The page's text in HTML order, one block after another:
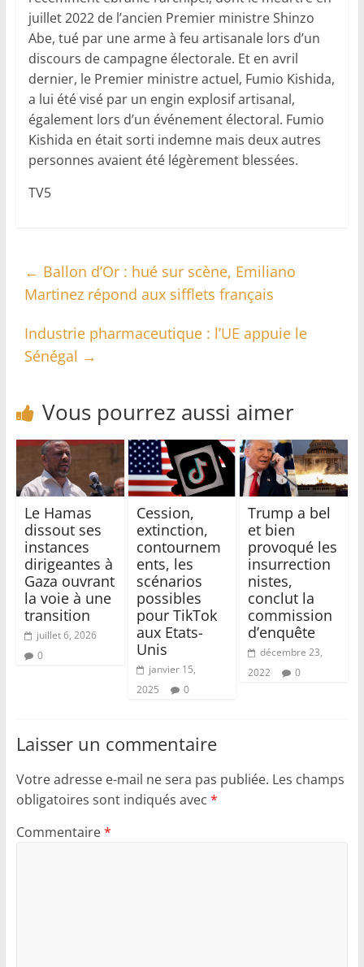
juillet 2022 de l’ancien Premier ministre Shinzo
Abe, tué par une arme à feu artisanale lors d’un
discours de campagne électorale. Et en avril
dernier, le Premier ministre actuel, Fumio Kishida,
a lui été visé par un engin explosif artisanal,
également lors d’un événement électoral. Fumio
Kishida en était sorti indemne mais deux autres
personnes avaient été légèrement blessées.
TV5
← Ballon d’Or : hué sur scène, Emiliano
Martinez répond aux sifflets français
Industrie pharmaceutique : l’UE appuie le
Sénégal →
Vous pourrez aussi aimer
Le Hamas
dissout ses
instances
dirigeantes à
Gaza ouvrant
la voie à une
transition
juillet 6, 2026
0
Cession,
extinction,
contournem
ents, les
scénarios
possibles
pour TikTok
aux Etats-
Unis
janvier 15,
2025
0
Trump a bel
et bien
provoqué les
insurrection
nistes,
conclut la
commission
d’enquête
décembre 23,
2022
0
Laisser un commentaire
Votre adresse e-mail ne sera pas publiée. Les champs
obligatoires sont indiqués avec *
Commentaire*